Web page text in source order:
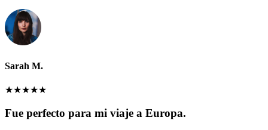
Sarah M.
★★★★★
Fue perfecto para mi viaje a Europa.